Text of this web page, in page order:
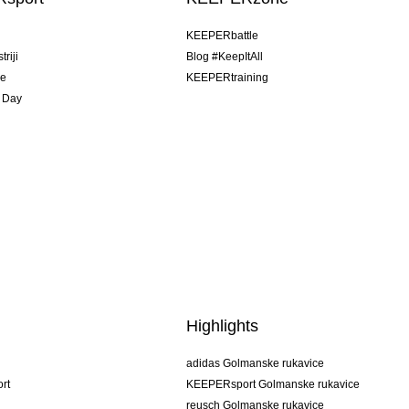
KEEPERbattle
Blog #KeepItAll
KEEPERtraining
Highlights
adidas Golmanske rukavice
KEEPERsport Golmanske rukavice
reusch Golmanske rukavice